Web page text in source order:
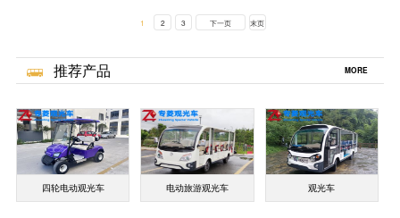
1 2 3 下一页 末页
推荐产品 MORE
四轮电动观光车 电动旅游观光车 观光车